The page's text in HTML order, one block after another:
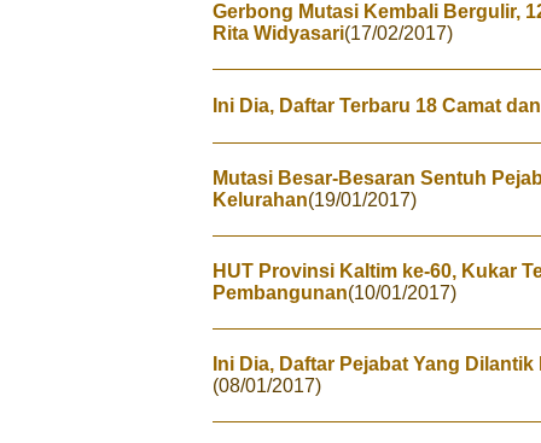
Gerbong Mutasi Kembali Bergulir,
Rita Widyasari(17/02/2017)
Ini Dia, Daftar Terbaru 18 Camat
Mutasi Besar-Besaran Sentuh
Kelurahan(19/01/2017)
HUT Provinsi Kaltim ke-60, Kukar
Pembangunan(10/01/2017)
Ini Dia, Daftar Pejabat Yang
(08/01/2017)